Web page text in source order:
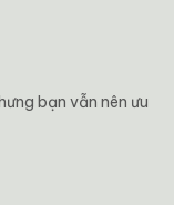
bạn vẫn nên ưu